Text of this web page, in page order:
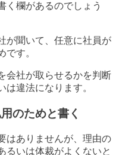
く欄があるのでしょう
が聞いて、任意に社員が
です。
会社が取らせるかを判断
違法になります。
のためと書く
はありませんが、理由の
るいは体裁がよくないと